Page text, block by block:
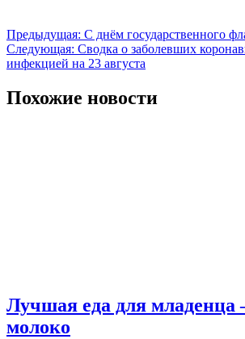
Навигация
по
Предыдущая: С днём государственного
Следующая: Сводка о заболевших
инфекцией на 23 августа
Похожие новости
Лучшая еда для младенца
молоко